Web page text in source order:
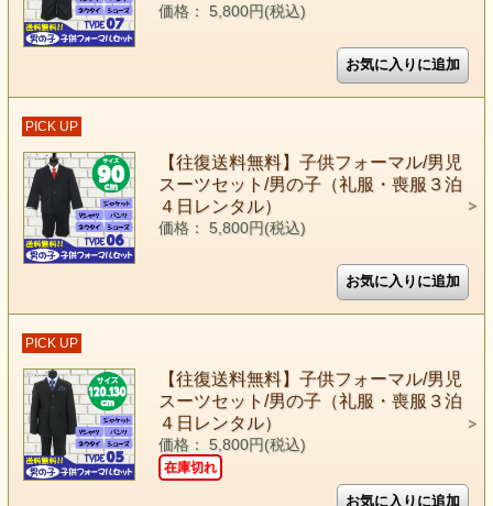
価格： 5,800円(税込)
PICK UP
【往復送料無料】子供フォーマル/男児
スーツセット/男の子（礼服・喪服３泊
４日レンタル）
価格： 5,800円(税込)
PICK UP
【往復送料無料】子供フォーマル/男児
スーツセット/男の子（礼服・喪服３泊
４日レンタル）
価格： 5,800円(税込)
在庫切れ